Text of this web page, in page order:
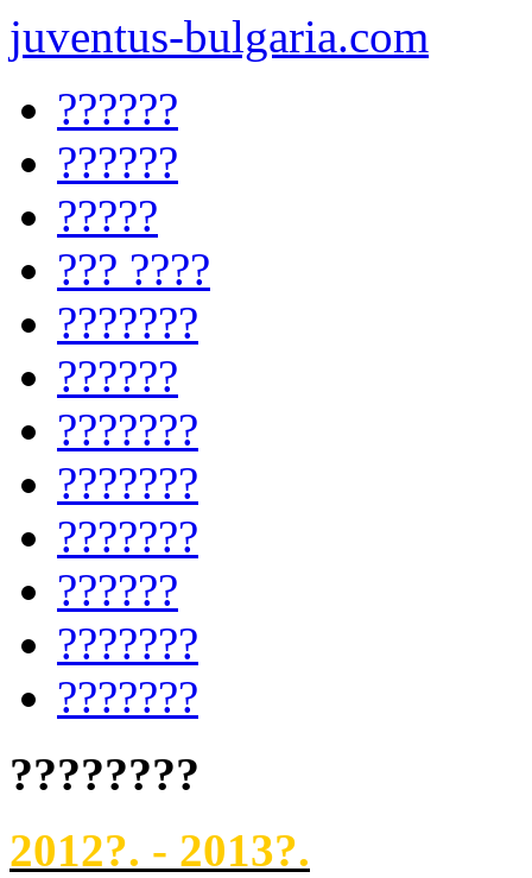
juventus-bulgaria.com
??????
??????
?????
??? ????
???????
??????
???????
???????
???????
??????
???????
???????
????????
2012?. - 2013?.